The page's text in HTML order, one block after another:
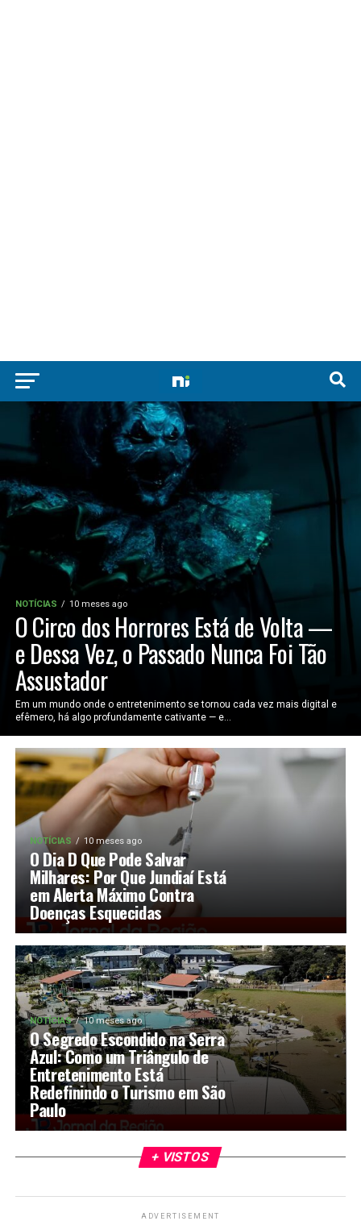
NOTÍCIAS 10 meses ago
O Circo dos Horrores Está de Volta —
e Dessa Vez, o Passado Nunca Foi Tão
Assustador
Em um mundo onde o entretenimento se tornou cada vez mais digital e
efêmero, há algo profundamente cativante — e...
NOTÍCIAS 10 meses ago
O Dia D Que Pode Salvar
Milhares: Por Que Jundiaí Está
em Alerta Máximo Contra
Doenças Esquecidas
NOTÍCIAS 10 meses ago
O Segredo Escondido na Serra
Azul: Como um Triângulo de
Entretenimento Está
Redefinindo o Turismo em São
Paulo
+ VISTOS
ADVERTISEMENT